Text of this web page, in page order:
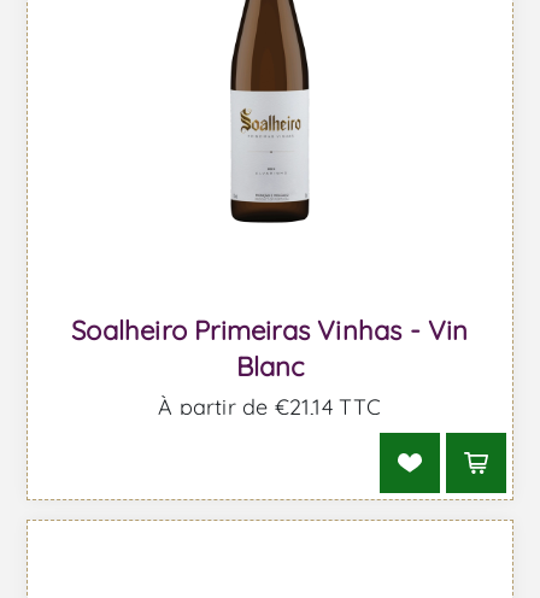
Soalheiro Primeiras Vinhas - Vin
Blanc
À partir de €21,14 TTC